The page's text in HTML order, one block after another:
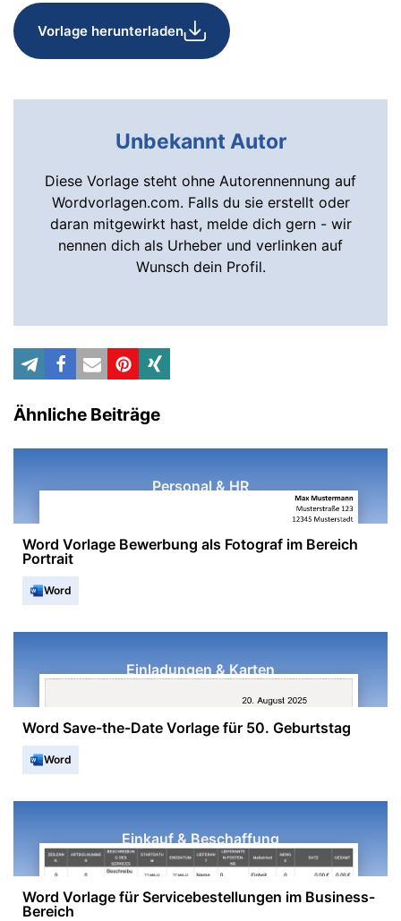
Vorlage herunterladen
Unbekannt Autor
Diese Vorlage steht ohne Autorennennung auf
Wordvorlagen.com. Falls du sie erstellt oder
daran mitgewirkt hast, melde dich gern - wir
nennen dich als Urheber und verlinken auf
Wunsch dein Profil.
Ähnliche Beiträge
Personal & HR
Word Vorlage Bewerbung als Fotograf im Bereich
Portrait
Word
Einladungen & Karten
Word Save-the-Date Vorlage für 50. Geburtstag
Word
Einkauf & Beschaffung
Word Vorlage für Servicebestellungen im Business-
Bereich